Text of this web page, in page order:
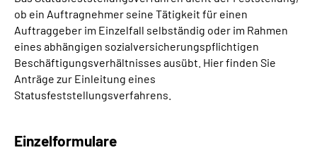
Über uns & Presse
Online-Services
Suche
ob ein Auftragnehmer seine Tätigkeit für einen
Auftraggeber im Einzelfall selbständig oder im Rahmen
eines abhängigen sozialversicherungspflichtigen
Beschäftigungsverhältnisses ausübt. Hier finden Sie
Anträge zur Einleitung eines
Statusfeststellungsverfahrens.
Einzelformulare